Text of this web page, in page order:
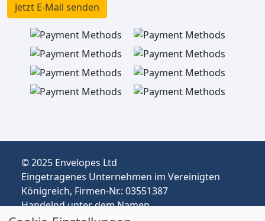
Jetzt E-Mail senden
© 2025 Envelopes Ltd
Eingetragenes Unternehmen im Vereinigten
Königreich, Firmen-Nr.: 03551387
Handelnd unter dem Namen